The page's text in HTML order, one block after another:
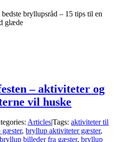
bryllupsråd – 15 tips til en
glæde
– aktiviteter og
vil huske
Articles|Tags:aktiviteter til
gæster,bryllup aktiviteter gæster,
bryllup billeder fra gæster,bryllup